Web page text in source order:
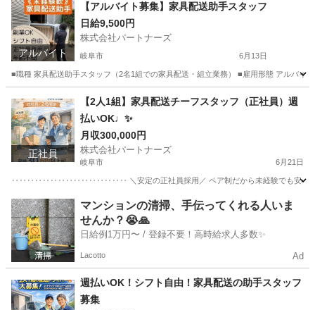
アルバイト
【アルバイト募集】家具配送助手スタッフ
日給9,500円
株式会社パートナーズ
岐阜市 6月13日
■職種 家具配送助手スタッフ（2名1組での家具配送・組立業務） ■雇用形態 アルバ
配送 岐阜 岐阜市 スタッフ
正社員
【2人1組】家具配送チーフスタッフ（正社員）週
払いOK♩✨
月収300,000円
株式会社パートナーズ
岐阜市 6月21日
‥‥‥‥‥‥‥‥‥‥‥‥‥‥‥ ＼安定の正社員採用／ ペア制だから未経験でも安心
岐阜 岐阜市 配送
マンションの清掃、手伝ってくれる人いま
せんか？😭🙏
日給例1万円〜 / 登録不要！高時給求人多数✨
Lacotto Ad
週払いOK！シフト自由！家具配送の助手スタッフ
募集